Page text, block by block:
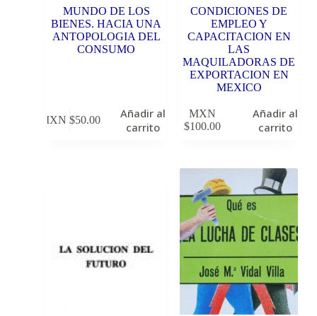
MUNDO DE LOS
BIENES. HACIA UNA
ANTOPOLOGIA DEL
CONSUMO
MXN $50.00
Añadir al
carrito
CONDICIONES DE
EMPLEO Y
CAPACITACION EN
LAS
MAQUILADORAS DE
EXPORTACION EN
MEXICO
MXN
$100.00
Añadir al
carrito